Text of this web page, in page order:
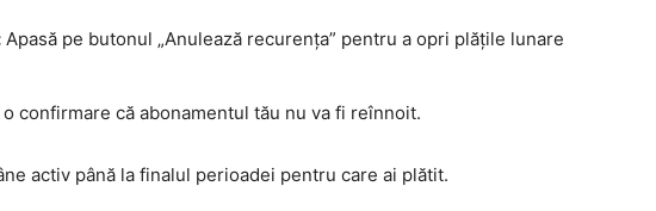
Apasă pe butonul „Anulează recurența” pentru a opri plățile lunare
confirmare că abonamentul tău nu va fi reînnoit.
activ până la finalul perioadei pentru care ai plătit.